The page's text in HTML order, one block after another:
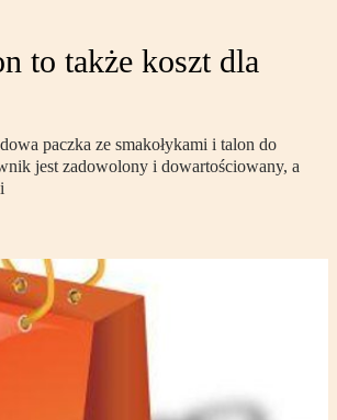
to także koszt dla
paczka ze smakołykami i talon do
jest zadowolony i dowartościowany, a